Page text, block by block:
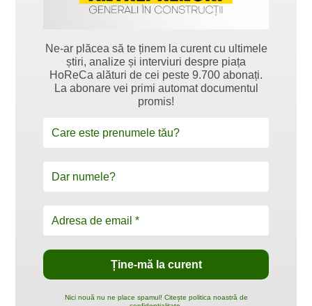
Ne-ar plăcea să te ținem la curent cu ultimele
știri, analize și interviuri despre piața
HoReCa alături de cei peste 9.700 abonați.
La abonare vei primi automat documentul
promis!
Nici nouă nu ne place spamul! Citește politica noastră de